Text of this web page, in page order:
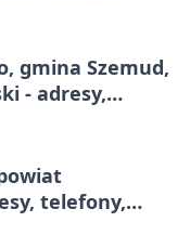
gmina Szemud,
- adresy,
telefony,